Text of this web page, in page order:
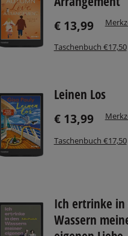
€ 13,99
Taschenbuch €17,50
Leinen Los
€ 13,99
Taschenbuch €17,50
Ich ertrinke in
Wassern